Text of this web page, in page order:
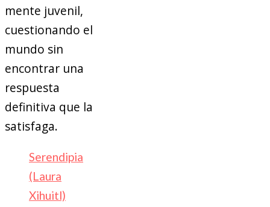
mente juvenil,
cuestionando el
mundo sin
encontrar una
respuesta
definitiva que la
satisfaga.
Serendipia
(Laura
Xihuitl)